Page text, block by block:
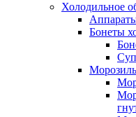
Холодильное
Бонеты